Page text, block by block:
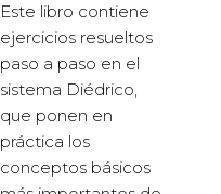
Este libro contiene
ejercicios resueltos
paso a paso en el
sistema Diédrico,
que ponen en
práctica los
conceptos básicos